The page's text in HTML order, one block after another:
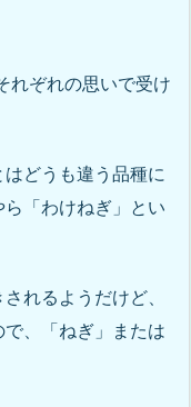
れぞれの思いで受け
どうも違う品種に
「わけねぎ」とい
れるようだけど、
、「ねぎ」または